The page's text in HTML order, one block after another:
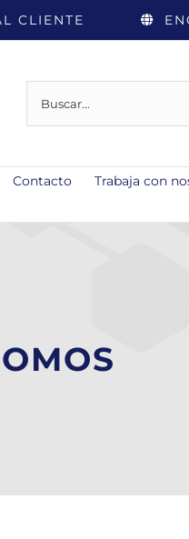
CLIENTE
Contacto
Trabaja con